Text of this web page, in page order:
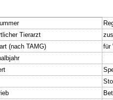
Tierarzt
(nach TAMG)
für